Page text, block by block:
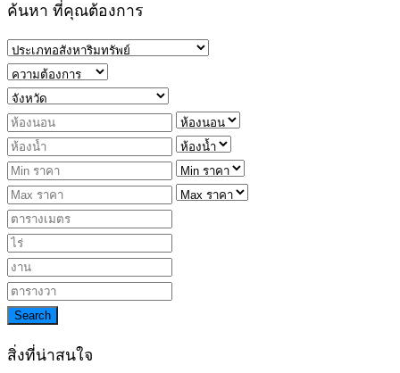
ค้นหา ที่คุณต้องการ
Search
สิ่งที่น่าสนใจ